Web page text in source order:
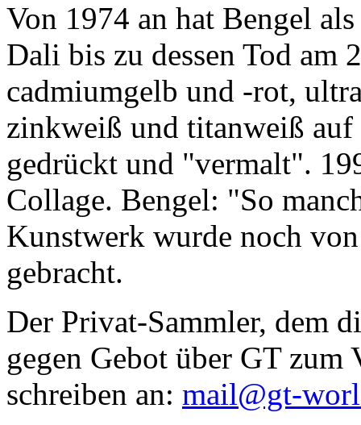
Von 1974 an hat Bengel
Dali bis zu dessen Tod am
cadmiumgelb und -rot,
zinkweiß und titanweiß
gedrückt und "vermalt".
Collage. Bengel: "So
Kunstwerk wurde noch
gebracht.
Der Privat-Sammler, dem
gegen Gebot über GT zum
schreiben an: mail@gt-